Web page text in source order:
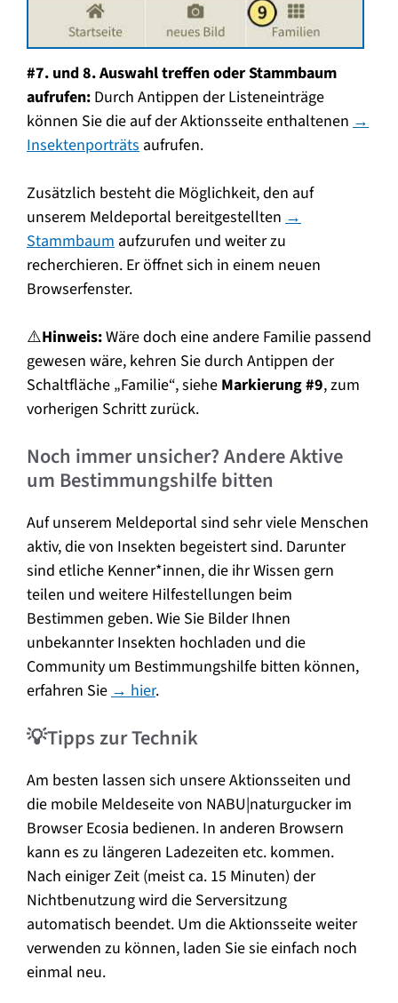
#7. und 8. Auswahl treffen oder Stammbaum
aufrufen: Durch Antippen der Listeneinträge
können Sie die auf der Aktionsseite enthaltenen →
Insektenporträts aufrufen.
Zusätzlich besteht die Möglichkeit, den auf
unserem Meldeportal bereitgestellten →
Stammbaum aufzurufen und weiter zu
recherchieren. Er öffnet sich in einem neuen
Browserfenster.
⚠️Hinweis:Wäre doch eine andere Familie passend
gewesen wäre, kehren Sie durch Antippen der
Schaltfläche „Familie“, siehe Markierung #9, zum
vorherigen Schritt zurück.
Noch immer unsicher? Andere Aktive
um Bestimmungshilfe bitten
Auf unserem Meldeportal sind sehr viele Menschen
aktiv, die von Insekten begeistert sind. Darunter
sind etliche Kenner*innen, die ihr Wissen gern
teilen und weitere Hilfestellungen beim
Bestimmen geben. Wie Sie Bilder Ihnen
unbekannter Insekten hochladen und die
Community um Bestimmungshilfe bitten können,
erfahren Sie → hier.
💡Tipps zur Technik
Am besten lassen sich unsere Aktionsseiten und
die mobile Meldeseite von NABU|naturgucker im
Browser Ecosia bedienen. In anderen Browsern
kann es zu längeren Ladezeiten etc. kommen.
Nach einiger Zeit (meist ca. 15 Minuten) der
Nichtbenutzung wird die Serversitzung
automatisch beendet. Um die Aktionsseite weiter
verwenden zu können, laden Sie sie einfach noch
einmal neu.